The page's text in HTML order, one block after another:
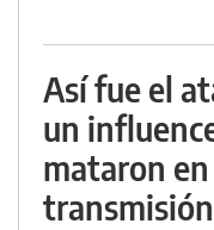
Así fue el
un
mataron